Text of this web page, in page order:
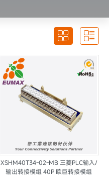
 
XSHM40T34-02-MB 三菱PLC输入/
输出转接模组 40P 欧巨转接模组